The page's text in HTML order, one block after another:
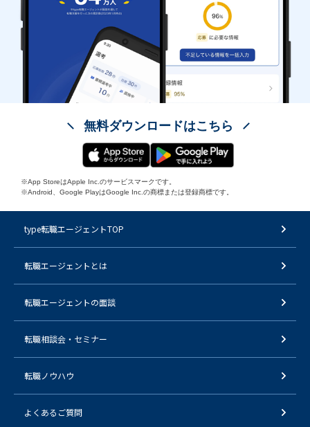
無料ダウンロードはこちら
※App StoreはApple Inc.のサービスマークです。
※Android、Google PlayはGoogle Inc.の商標または登録商標です。
type転職エージェントTOP
転職エージェントとは
転職エージェントの面談
転職相談会・セミナー
転職ノウハウ
よくあるご質問